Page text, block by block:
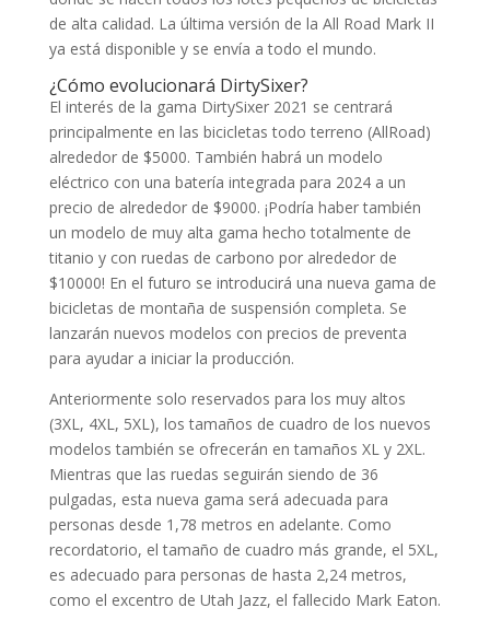
de alta calidad. La última versión de la All Road Mark II
ya está disponible y se envía a todo el mundo.
¿Cómo evolucionará DirtySixer?
El interés de la gama DirtySixer 2021 se centrará
principalmente en las bicicletas todo terreno (AllRoad)
alrededor de $5000. También habrá un modelo
eléctrico con una batería integrada para 2024 a un
precio de alrededor de $9000. ¡Podría haber también
un modelo de muy alta gama hecho totalmente de
titanio y con ruedas de carbono por alrededor de
$10000! En el futuro se introducirá una nueva gama de
bicicletas de montaña de suspensión completa. Se
lanzarán nuevos modelos con precios de preventa
para ayudar a iniciar la producción.
Anteriormente solo reservados para los muy altos
(3XL, 4XL, 5XL), los tamaños de cuadro de los nuevos
modelos también se ofrecerán en tamaños XL y 2XL.
Mientras que las ruedas seguirán siendo de 36
pulgadas, esta nueva gama será adecuada para
personas desde 1,78 metros en adelante. Como
recordatorio, el tamaño de cuadro más grande, el 5XL,
es adecuado para personas de hasta 2,24 metros,
como el excentro de Utah Jazz, el fallecido Mark Eaton.